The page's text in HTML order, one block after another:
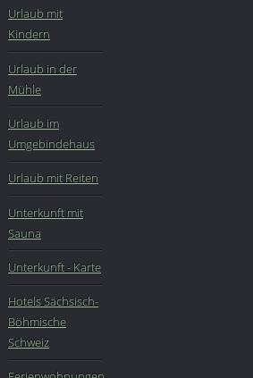
Urlaub mit
Kindern
Urlaub in der
Mühle
Urlaub im
Umgebindehaus
Urlaub mit Reiten
Unterkunft mit
Sauna
Unterkunft - Karte
Hotels Sächsisch-
Böhmische
Schweiz